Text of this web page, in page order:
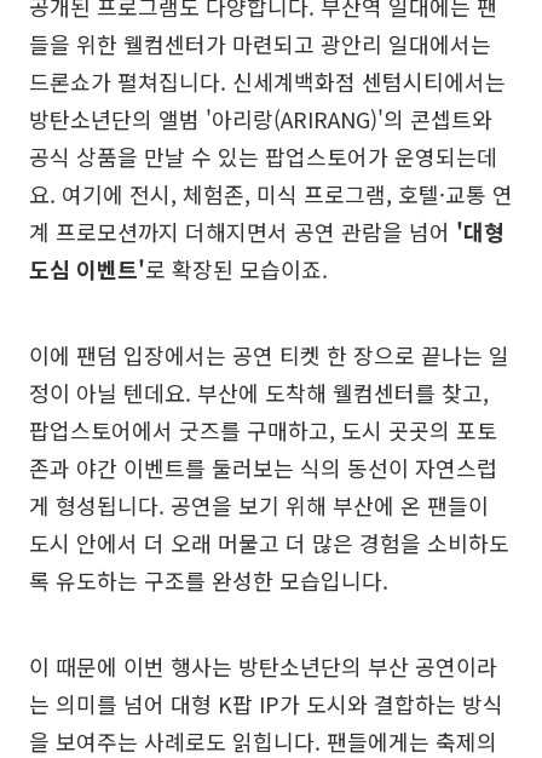
들을 위한 웰컴센터가 마련되고 광안리 일대에서는
드론쇼가 펼쳐집니다. 신세계백화점 센텀시티에서는
방탄소년단의 앨범 '아리랑(ARIRANG)'의 콘셉트와
공식 상품을 만날 수 있는 팝업스토어가 운영되는데
요. 여기에 전시, 체험존, 미식 프로그램, 호텔·교통 연
계 프로모션까지 더해지면서 공연 관람을 넘어 '대형
도심 이벤트'로 확장된 모습이죠.
이에 팬덤 입장에서는 공연 티켓 한 장으로 끝나는 일
정이 아닐 텐데요. 부산에 도착해 웰컴센터를 찾고,
팝업스토어에서 굿즈를 구매하고, 도시 곳곳의 포토
존과 야간 이벤트를 둘러보는 식의 동선이 자연스럽
게 형성됩니다. 공연을 보기 위해 부산에 온 팬들이
도시 안에서 더 오래 머물고 더 많은 경험을 소비하도
록 유도하는 구조를 완성한 모습입니다.
이 때문에 이번 행사는 방탄소년단의 부산 공연이라
는 의미를 넘어 대형 K팝 IP가 도시와 결합하는 방식
을 보여주는 사례로도 읽힙니다. 팬들에게는 축제의